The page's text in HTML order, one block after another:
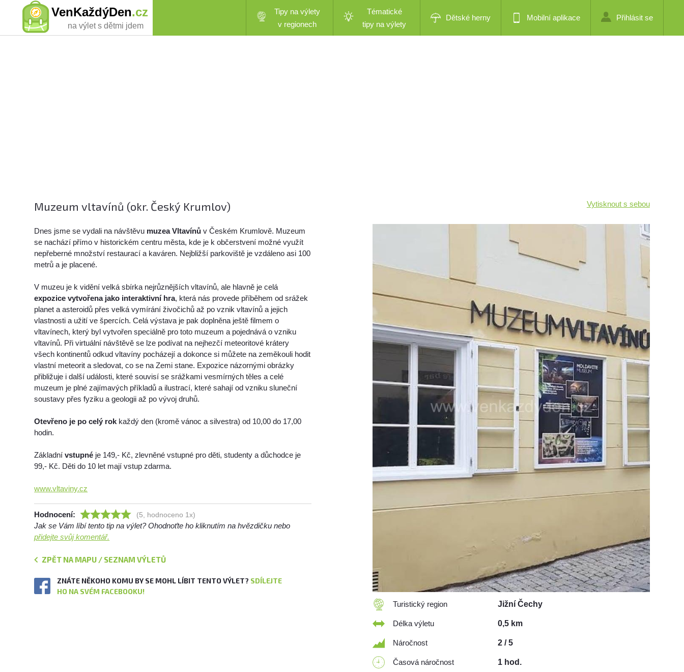
VenKaždýDen.cz
na výlet s dětmi jdem
Tipy na výlety
v regionech
Tématické
tipy na výlety
Dětské herny Mobilní aplikace Přihlásit se
Muzeum vltavínů (okr. Český Krumlov) Vytisknout s sebou
Dnes jsme se vydali na návštěvu muzea Vltavínů v Českém Krumlově. Muzeum
se nachází přímo v historickém centru města, kde je k občerstvení možné využít
nepřeberné množství restaurací a kaváren. Nejbližší parkoviště je vzdáleno asi 100
metrů a je placené.
V muzeu je k vidění velká sbírka nejrůznějších vltavínů, ale hlavně je celá
expozice vytvořena jako interaktivní hra, která nás provede příběhem od srážek
planet a asteroidů přes velká vymírání živočichů až po vznik vltavínů a jejich
vlastnosti a užití ve špercích. Celá výstava je pak doplněna ještě filmem o
vltavínech, který byl vytvořen speciálně pro toto muzeum a pojednává o vzniku
vltavínů. Při virtuální návštěvě se lze podívat na nejhezčí meteoritové krátery
všech kontinentů odkud vltavíny pocházejí a dokonce si můžete na zeměkouli hodit
vlastní meteorit a sledovat, co se na Zemi stane. Expozice názornými obrázky
přibližuje i další události, které souvisí se srážkami vesmírných těles a celé
muzeum je plné zajímavých příkladů a ilustrací, které sahají od vzniku sluneční
soustavy přes fyziku a geologii až po vývoj druhů.
Otevřeno je po celý rok každý den (kromě vánoc a silvestra) od 10,00 do 17,00
hodin.
Základnívstupné je 149,- Kč, zlevněné vstupné pro děti, studenty a důchodce je
99,- Kč. Děti do 10 let mají vstup zdarma.
www.vltaviny.cz
Hodnocení: (5, hodnoceno 1x)
Jak se Vám líbí tento tip na výlet? Ohodnoťte ho kliknutím na hvězdičku nebo
přidejte svůj komentář.
ZPĚT NA MAPU / SEZNAM VÝLETŮ
ZNÁTE NĚKOHO KOMU BY SE MOHL LÍBIT TENTO VÝLET? SDÍLEJTE
HO NA SVÉM FACEBOOKU!
Turistický region
Jižní Čechy
Délka výletu 0,5 km
Náročnost 2 / 5
Časová náročnost 1 hod.